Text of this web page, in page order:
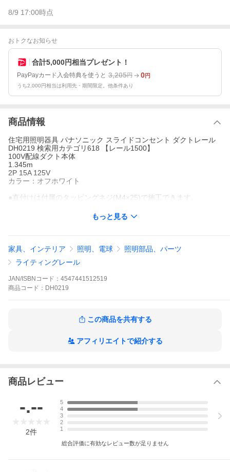
8/9 17:00時点
おトクなお知らせ
合計5,000円相当プレゼント！
PayPayカード入会特典を使うと 3,205円 0円
うち2,000円相当は利用先・期間限定。他条件あり
商品情報
住宅用照明器具 パナソニック スライドコンセント ダクトレール
DH0219 検索用カテゴリ618 【レール1500】
100V配線ダクト本体
1.345m
2P 15A 125V
カラー：オフホワイト
●直付けは付属のタッピングネジ(M4×25)で施工できます。
もっと見る
家具、インテリア 照明、電球
照明部品、パーツ
ライティングレール
JAN/ISBNコード： 4547441512519
商品 コード： DH0219
この商品を共有する
アフィリエイトで紹介する
商品レビュー
-.--
2件
5
4
3
2
1
総合評価に有効なレビュー数が足りません